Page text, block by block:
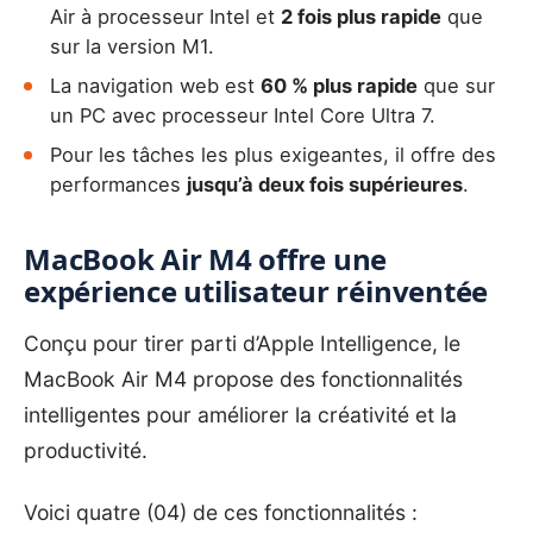
Air à processeur Intel et 2 fois plus rapide que
sur la version M1.
La navigation web est 60 % plus rapide que sur
un PC avec processeur Intel Core Ultra 7.
Pour les tâches les plus exigeantes, il offre des
performances jusqu’à deux fois supérieures.
MacBook Air M4 offre une
expérience utilisateur réinventée
Conçu pour tirer parti d’Apple Intelligence, le
MacBook Air M4 propose des fonctionnalités
intelligentes pour améliorer la créativité et la
productivité.
Voici quatre (04) de ces fonctionnalités :